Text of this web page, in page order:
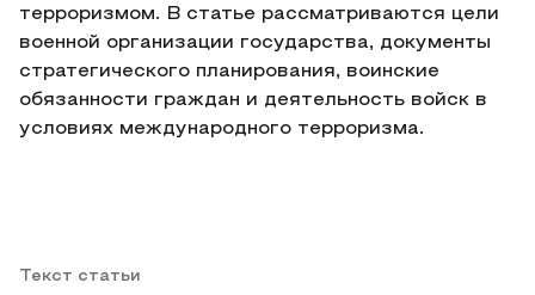
терроризмом. В статье рассматриваются цели
военной организации государства, документы
стратегического планирования, воинские
обязанности граждан и деятельность войск в
условиях международного терроризма.
Текст статьи